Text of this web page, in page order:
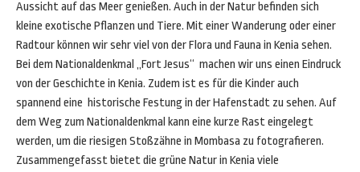
Aussicht auf das Meer genießen. Auch in der Natur befinden sich
kleine exotische Pflanzen und Tiere. Mit einer Wanderung oder einer
Radtour können wir sehr viel von der Flora und Fauna in Kenia sehen.
Bei dem Nationaldenkmal „Fort Jesus“ machen wir uns einen Eindruck
von der Geschichte in Kenia. Zudem ist es für die Kinder auch
spannend eine historische Festung in der Hafenstadt zu sehen. Auf
dem Weg zum Nationaldenkmal kann eine kurze Rast eingelegt
werden, um die riesigen Stoßzähne in Mombasa zu fotografieren.
Zusammengefasst bietet die grüne Natur in Kenia viele